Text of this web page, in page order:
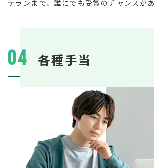
テランまで、誰にでも受賞のチャンスが
04 各種手当